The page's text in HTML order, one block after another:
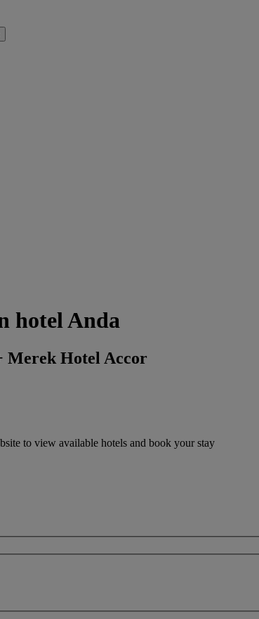
hotel Anda
Merek Hotel Accor
to view available hotels and book your stay